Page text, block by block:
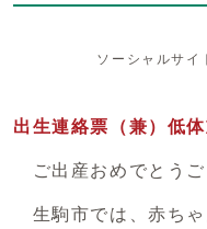
ソーシャルサイ
出生連絡票（兼）低
ご出産おめでとうご
生駒市では、赤ちゃ